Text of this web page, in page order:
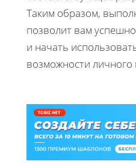
Таким образом,
позволит вам
и начать
возможности